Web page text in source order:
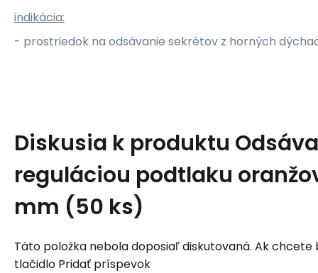
indikácia:
- prostriedok na odsávanie sekrétov z horných
Diskusia k produktu
reguláciou podtlaku
mm (50 ks)
Táto položka nebola doposiaľ diskutovaná. Ak chcete
tlačidlo Pridať príspevok